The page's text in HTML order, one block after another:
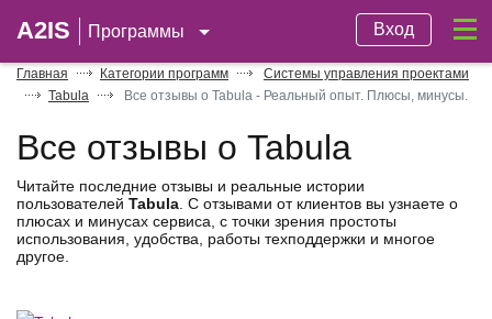
A2IS Программы Вход
Главная Категории программ
Системы управления проектами
Tabula
Все отзывы о Tabula - Реальный опыт. Плюсы, минусы.
Все отзывы о Tabula
Читайте последние отзывы и реальные истории
пользователей Tabula . С отзывами от клиентов вы узнаете о
плюсах и минусах сервиса, с точки зрения простоты
использования, удобства, работы техподдержки и многое
другое.